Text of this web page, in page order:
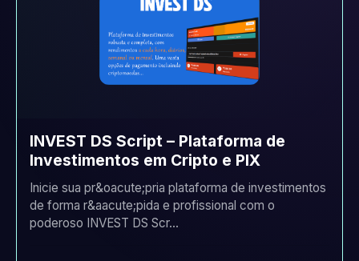
INVEST DS Script – Plataforma de
Investimentos em Cripto e PIX
Inicie sua pr&oacute;pria plataforma de investimentos
de forma r&aacute;pida e profissional com o
poderoso INVEST DS Scr...